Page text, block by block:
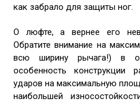
как забрало для защиты ног.
О люфте, а вернее его
Обратите внимание на
всю ширину рычага!) в
особенность конструкции
ударов на максимальную
наибольшей